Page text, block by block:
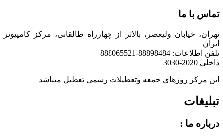
تماس با ما
تهران، خیابان ولیعصر، بالاتر از چهارراه طالقانی، مرکز کامپیوتر
ایران
تلفن اطلاعات: 88898484-888065521
داخلی 2020-3030
این مرکز روزهای جمعه وتعطیلات رسمی تعطیل میباشد
تبلیغات
درباره ما :